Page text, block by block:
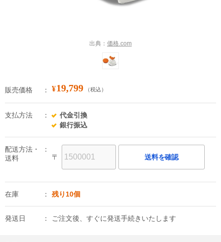
出典： 価格.com
販売価格 ¥19,799 （税込）
支払方法
代金引換
銀行振込
配送方法・
送料
〒 送料を確認
在庫 残り10個
発送日 ご注文後、すぐに発送手続きいたします